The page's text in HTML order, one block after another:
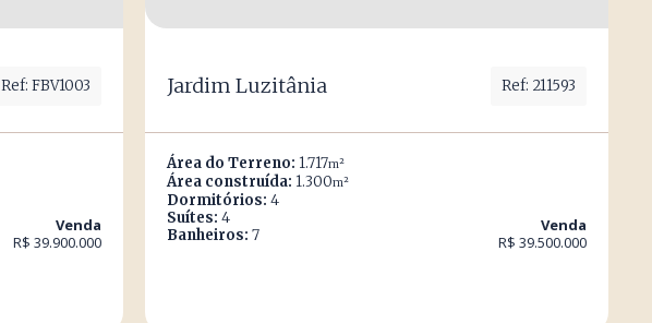
Ref: FBV1003
Venda
R$ 39.900.000
Jardim Luzitânia Ref: 211593
Área do Terreno: 1.717m²
Área construída: 1.300m²
Dormitórios: 4
Suítes: 4
Banheiros: 7
Venda
R$ 39.500.000